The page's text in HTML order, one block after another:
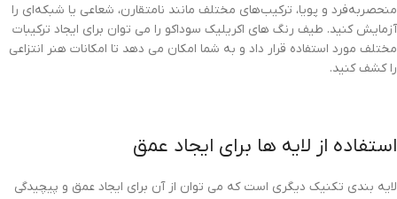
منحصربه‌فرد و پویا، ترکیب‌های مختلف مانند نامتقارن، شعاعی یا شبکه‌ای را
آزمایش کنید. طیف رنگ های اکریلیک سوداکو را می توان برای ایجاد ترکیبات
مختلف مورد استفاده قرار داد و به شما امکان می دهد تا امکانات هنر انتزاعی
را کشف کنید.
استفاده از لایه ها برای ایجاد عمق
لایه بندی تکنیک دیگری است که می توان از آن برای ایجاد عمق و پیچیدگی